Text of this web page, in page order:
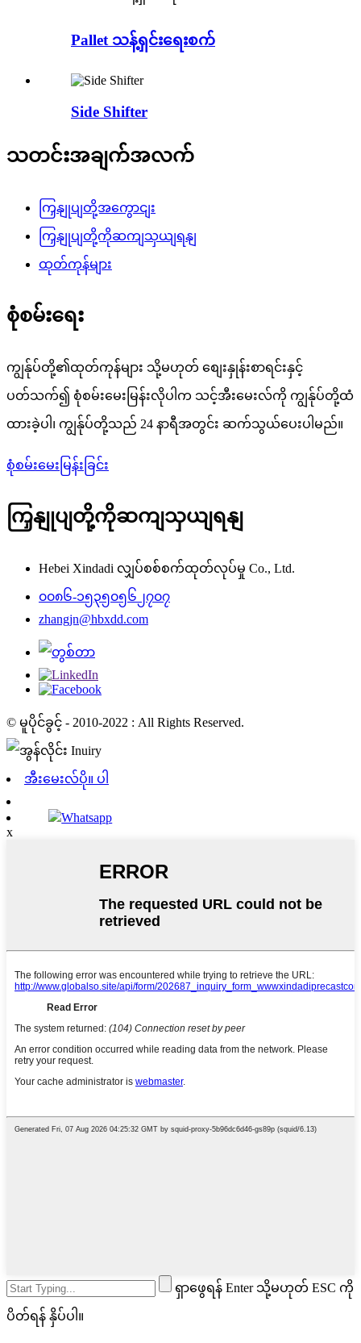
Pallet သန့်ရှင်းရေးစက်
Side Shifter
သတင်းအချက်အလက်
ကြှနျုပျတို့အကွောငျး
ကြှနျုပျတို့ကိုဆကျသှယျရနျ
ထုတ်ကုန်များ
စုံစမ်းရေး
ကျွန်ုပ်တို့၏ထုတ်ကုန်များ သို့မဟုတ် စျေးနှုန်းစာရင်းနှင့်
ပတ်သက်၍ စုံစမ်းမေးမြန်းလိုပါက သင့်အီးမေးလ်ကို ကျွန်ုပ်တို့ထံ
ထားခဲ့ပါ၊ ကျွန်ုပ်တို့သည် 24 နာရီအတွင်း ဆက်သွယ်ပေးပါမည်။
စုံစမ်းမေးမြန်းခြင်း
ကြှနျုပျတို့ကိုဆကျသှယျရနျ
Hebei Xindadi လျှပ်စစ်စက်ထုတ်လုပ်မှု Co., Ltd.
၀၀၈၆-၁၅၃၅၀၅၆၂၇၀၇
zhangjn@hbxdd.com
© မူပိုင်ခွင့် - 2010-2022 : All Rights Reserved.
အီးမေးလ်ပို။ ပါ
Whatsapp
x
ရှာဖွေရန် Enter သို့မဟုတ် ESC ကို
ပိတ်ရန် နှိပ်ပါ။